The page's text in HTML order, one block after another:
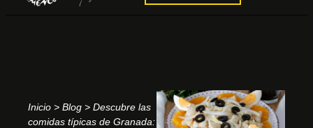
Inicio > Blog > Descubre las
comidas típicas de Granada: